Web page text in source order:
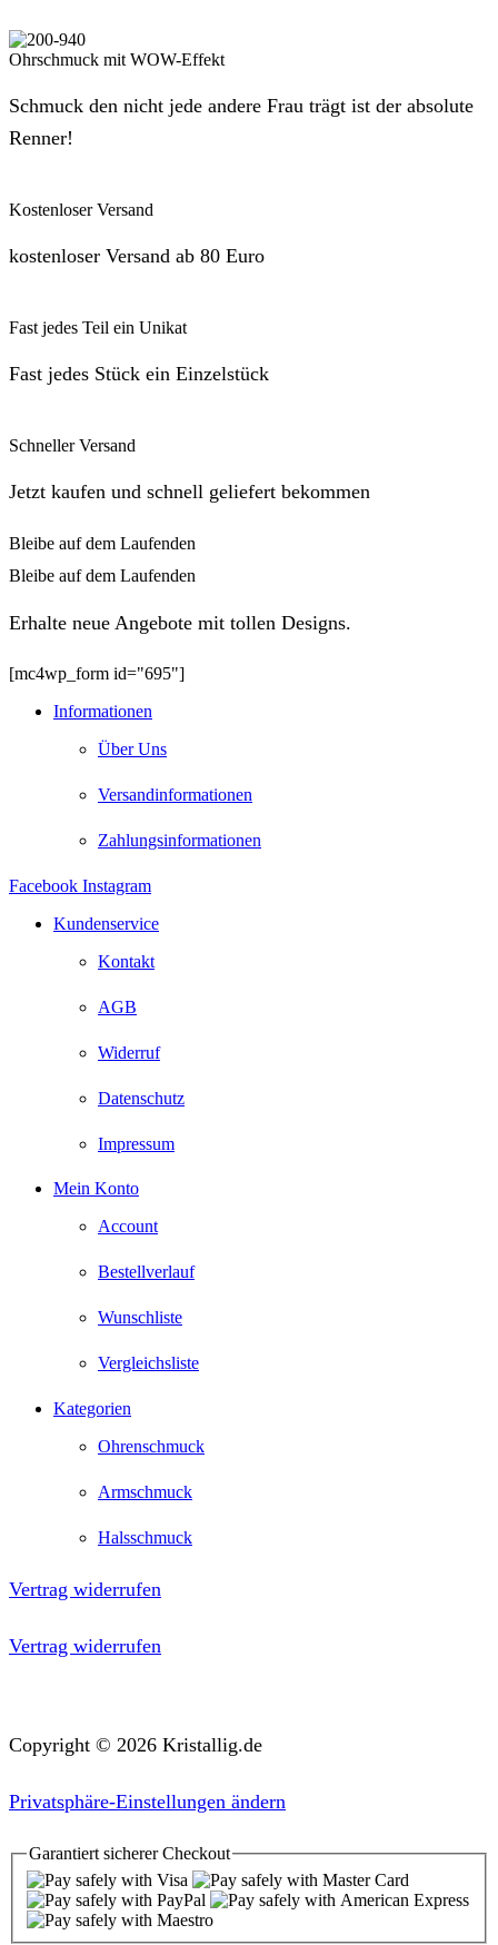
Ohrschmuck mit WOW-Effekt
Schmuck den nicht jede andere Frau trägt ist der absolute
Renner!
Kostenloser Versand
kostenloser Versand ab 80 Euro
Fast jedes Teil ein Unikat
Fast jedes Stück ein Einzelstück
Schneller Versand
Jetzt kaufen und schnell geliefert bekommen
Bleibe auf dem Laufenden
Bleibe auf dem Laufenden
Erhalte neue Angebote mit tollen Designs.
[mc4wp_form id="695"]
Informationen
Über Uns
Versandinformationen
Zahlungsinformationen
Facebook Instagram
Kundenservice
Kontakt
AGB
Widerruf
Datenschutz
Impressum
Mein Konto
Account
Bestellverlauf
Wunschliste
Vergleichsliste
Kategorien
Ohrenschmuck
Armschmuck
Halsschmuck
Vertrag widerrufen
Vertrag widerrufen
Copyright © 2026 Kristallig.de
Privatsphäre-Einstellungen ändern
Garantiert sichererCheckout